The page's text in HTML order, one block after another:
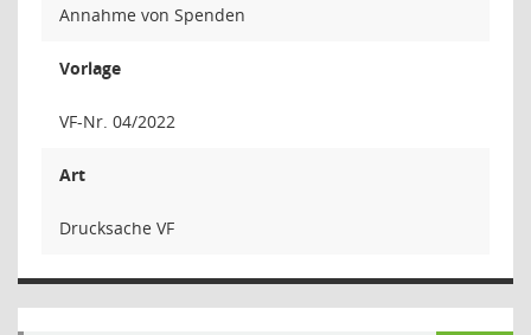
Annahme von Spenden
Vorlage
VF-Nr. 04/2022
Art
Drucksache VF